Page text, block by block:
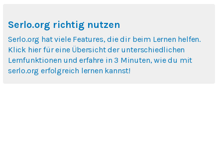
Serlo.org richtig nutzen
Serlo.org hat viele Features, die dir beim Lernen helfen.
Klick hier für eine Übersicht der unterschiedlichen
Lernfunktionen und erfahre in 3 Minuten, wie du mit
serlo.org erfolgreich lernen kannst!